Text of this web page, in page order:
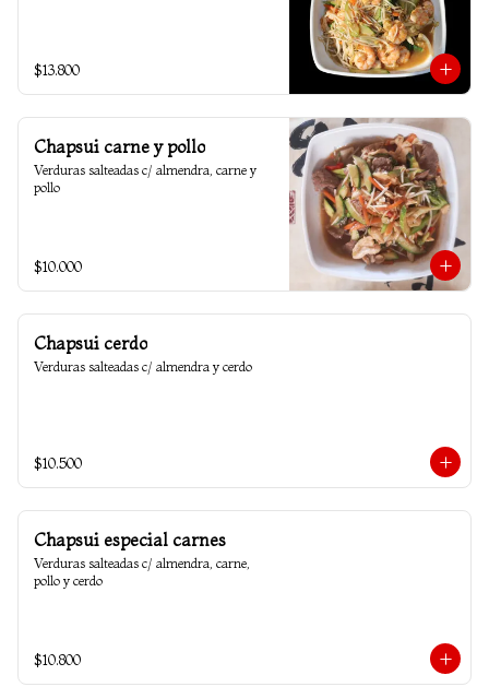
$13.800
Chapsui carne y pollo
Verduras salteadas c/ almendra, carne y
pollo
$10.000
Chapsui cerdo
Verduras salteadas c/ almendra y cerdo
$10.500
Chapsui especial carnes
Verduras salteadas c/ almendra, carne,
pollo y cerdo
$10.800